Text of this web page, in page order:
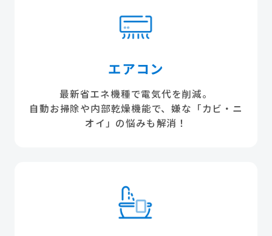
エアコン
最新省エネ機種で電気代を削減。
自動お掃除や内部乾燥機能で、嫌な「カビ・ニ
オイ」の悩みも解消！